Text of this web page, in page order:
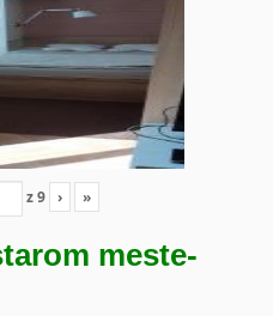
z9 › »
meste-